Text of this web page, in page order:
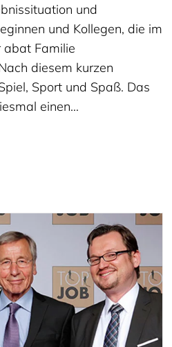
und
und Kollegen, die im
abat Familie
diesem kurzen
Sport und Spaß. Das
einen…